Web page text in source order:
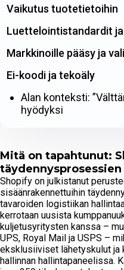
Mitä on tapahtunut:
Shopify on julkistanut
sisäänrakennettuihin
tavaroiden logistiikan
kerrotaan uusista
kuljetusyritysten kanssa –
UPS, Royal Mail ja USPS –
eksklusiiviset lähetyskulut
hallinnan hallintapaneelissa.
Vaikutus tuotetietoihin
Luettelointistandardit
Markkinoille pääsy ja
Ei-koodi ja tekoäly
Alan konteksti:
hyödyksi